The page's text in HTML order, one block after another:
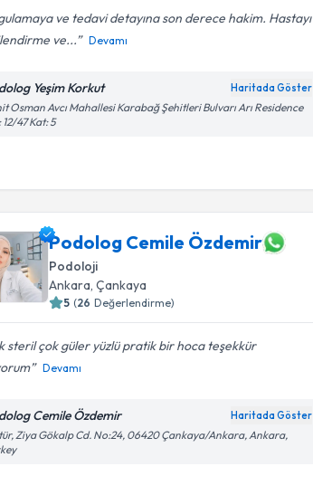
ve tedavi detayına son derece hakim. Hastayı
ve...
Devamı
Yeşim Korkut Haritada Göster
Osman Avcı Mahallesi Karabağ Şehitleri Bulvarı Arı Residence
12/47 Kat: 5
Podolog Cemile Özdemir
Podoloji
Ankara , Çankaya
5 (26 Değerlendirme)
steril çok güler yüzlü pratik bir hoca teşekkür
Devamı
Cemile Özdemir Haritada Göster
Ziya Gökalp Cd. No:24, 06420 Çankaya/Ankara, Ankara,